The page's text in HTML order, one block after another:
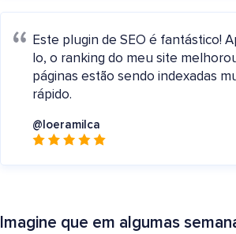
Este plugin de SEO é fantástico!
lo, o ranking do meu site
páginas estão sendo indexadas
rápido.
@loeramilca
Imagine que em algumas